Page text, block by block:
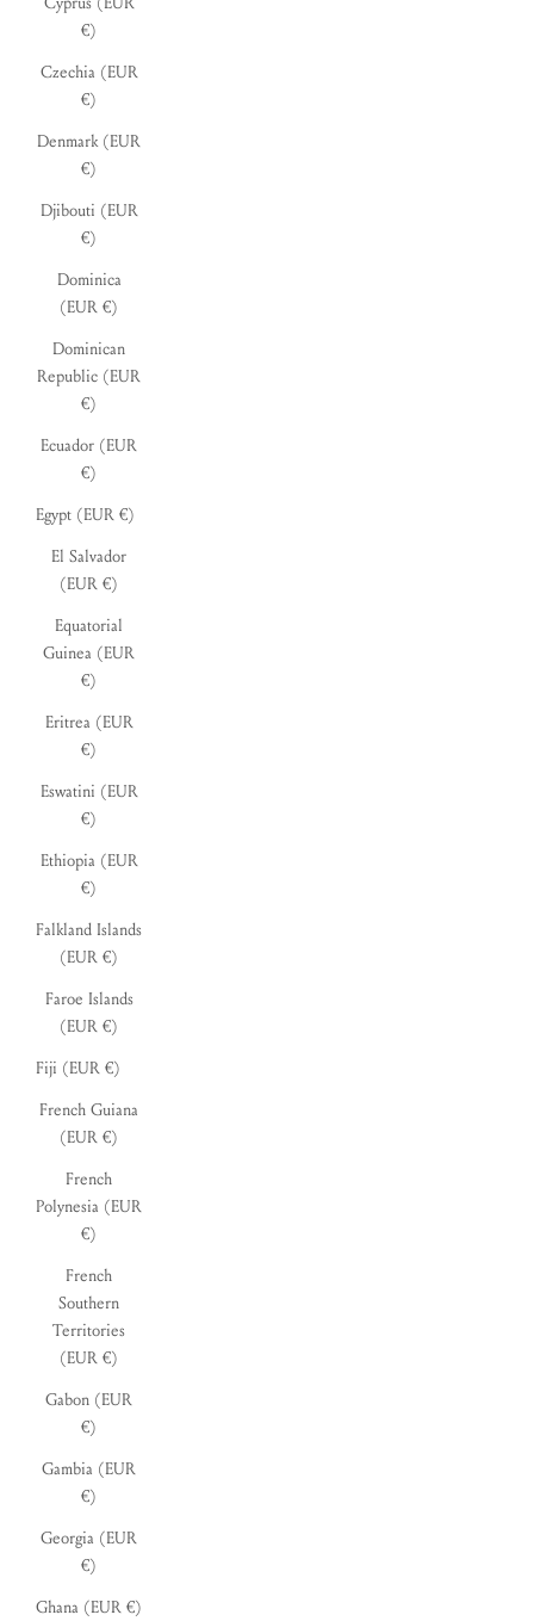
€)
Czechia (EUR
€)
Denmark (EUR
€)
Djibouti (EUR
€)
Dominica
(EUR €)
Dominican
Republic (EUR
€)
Ecuador (EUR
€)
Egypt (EUR €)
El Salvador
(EUR €)
Equatorial
Guinea (EUR
€)
Eritrea (EUR
€)
Eswatini (EUR
€)
Ethiopia (EUR
€)
Falkland Islands
(EUR €)
Faroe Islands
(EUR €)
Fiji (EUR €)
French Guiana
(EUR €)
French
Polynesia (EUR
€)
French
Southern
Territories
(EUR €)
Gabon (EUR
€)
Gambia (EUR
€)
Georgia (EUR
€)
Ghana (EUR €)